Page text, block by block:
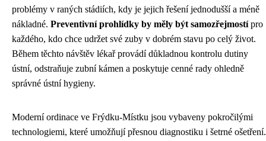
problémy v raných stádiích, kdy je jejich řešení jednodušší a méně
nákladné. Preventivní prohlídky by měly být samozřejmostípro
každého, kdo chce udržet své zuby v dobrém stavu po celý život.
Během těchto návštěv lékař provádí důkladnou kontrolu dutiny
ústní, odstraňuje zubní kámen a poskytuje cenné rady ohledně
správné ústní hygieny.
Moderní ordinace ve Frýdku-Místku jsou vybaveny pokročilými
technologiemi, které umožňují přesnou diagnostiku i šetrné ošetření.